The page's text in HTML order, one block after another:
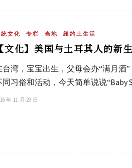
文化 专栏 当地 纽约土生活
文化】美国与土耳其人的
台湾，宝宝出生，父母会办“满月酒
同习俗和活动，今天简单说说“Baby
年 11 月 29 日